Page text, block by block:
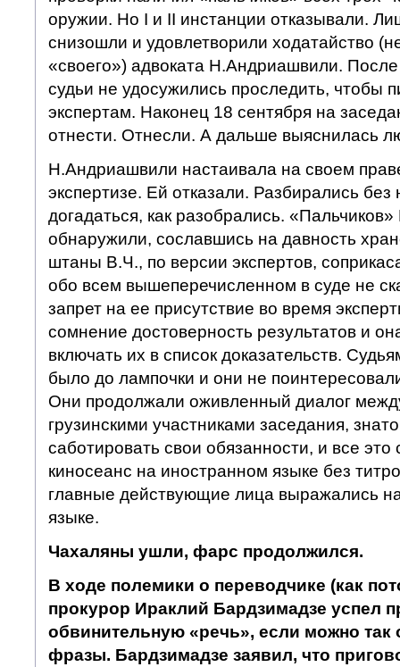
оружии. Но I и II инстанции отказывали.
снизошли и удовлетворили ходатайство
«своего») адвоката Н.Андриашвили.
судьи не удосужились проследить, чтобы
экспертам. Наконец 18 сентября на
отнести. Отнесли. А дальше выяснилась
Н.Андриашвили настаивала на своем
экспертизе. Ей отказали. Разбирались без
догадаться, как разобрались.
обнаружили, сославшись на давность
штаны В.Ч., по версии экспертов,
обо всем вышеперечисленном в суде не
запрет на ее присутствие во время
сомнение достоверность результатов и
включать их в список доказательств.
было до лампочки и они не
Они продолжали оживленный диалог
грузинскими участниками заседания,
саботировать свои обязанности, и все
киносеанс на иностранном языке без
главные действующие лица выражались
языке.
Чахаляны ушли, фарс продолжился.
В ходе полемики о переводчике (как
прокурор Ираклий Бардзимадзе успел
обвинительную «речь», если можно так
фразы. Бардзимадзе заявил, что